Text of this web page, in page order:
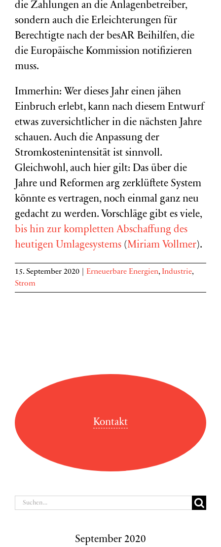
die Zahlungen an die Anlagenbetreiber,
sondern auch die Erleichterungen für
Berechtigte nach der besAR Beihilfen, die
die Europäische Kommission notifizieren
muss.
Immerhin: Wer dieses Jahr einen jähen
Einbruch erlebt, kann nach diesem Entwurf
etwas zuversichtlicher in die nächsten Jahre
schauen. Auch die Anpassung der
Stromkostenintensität ist sinnvoll.
Gleichwohl, auch hier gilt: Das über die
Jahre und Reformen arg zerklüftete System
könnte es vertragen, noch einmal ganz neu
gedacht zu werden. Vorschläge gibt es viele,
bis hin zur kompletten Abschaffung des
heutigen Umlagesystems (Miriam Vollmer).
15. September 2020 Erneuerbare Energien, Industrie,
Strom
Kontakt
Suche
September 2020